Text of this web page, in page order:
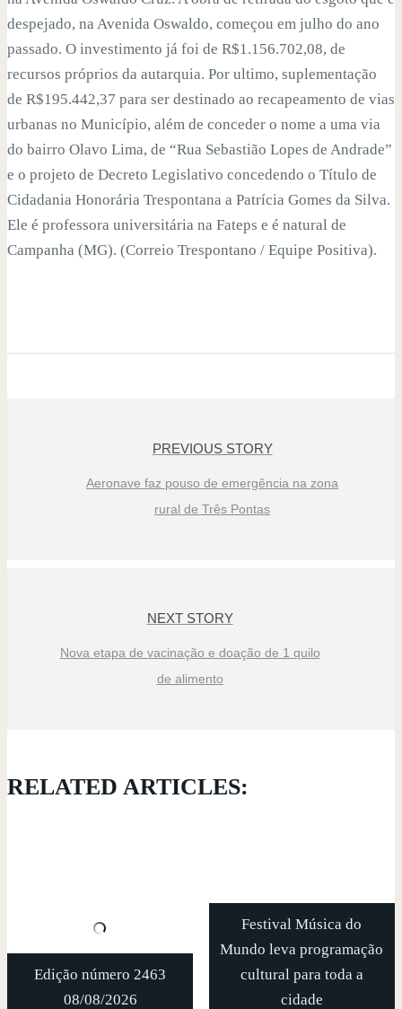
despejado, na Avenida Oswaldo, começou em julho do ano
passado. O investimento já foi de R$1.156.702,08, de
recursos próprios da autarquia. Por ultimo, suplementação
de R$195.442,37 para ser destinado ao recapeamento de vias
urbanas no Município, além de conceder o nome a uma via
do bairro Olavo Lima, de “Rua Sebastião Lopes de Andrade”
e o projeto de Decreto Legislativo concedendo o Título de
Cidadania Honorária Trespontana a Patrícia Gomes da Silva.
Ele é professora universitária na Fateps e é natural de
Campanha (MG). (Correio Trespontano / Equipe Positiva).
PREVIOUS STORY
Aeronave faz pouso de emergência na zona
rural de Três Pontas
NEXT STORY
Nova etapa de vacinação e doação de 1 quilo
de alimento
RELATED ARTICLES:
Edição número 2463
08/08/2026
Festival Música do
Mundo leva programação
cultural para toda a
cidade